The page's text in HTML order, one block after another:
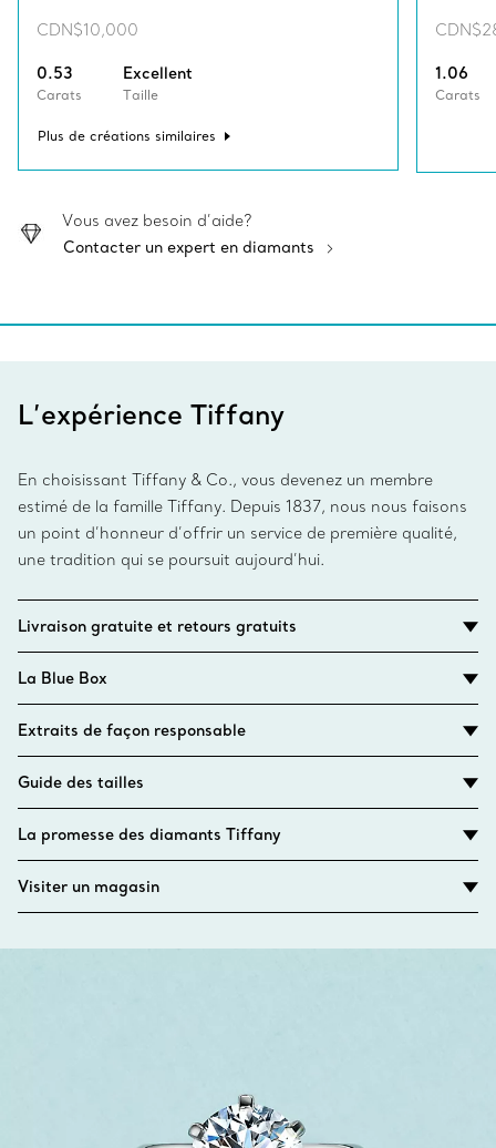
CDN$10,000
0.53
Carats
Excellent
Taille
Plus de créations similaires
1.06
Carats
Vous avez besoin d’aide?
Contacter un expert en diamants
L’expérience Tiffany
En choisissant Tiffany & Co., vous devenez un membre
estimé de la famille Tiffany. Depuis 1837, nous nous faisons
un point d’honneur d’offrir un service de première qualité,
une tradition qui se poursuit aujourd’hui.
Livraison gratuite et retours gratuits
La Blue Box
Extraits de façon responsable
Guide des tailles
La promesse des diamants Tiffany
Visiter un magasin